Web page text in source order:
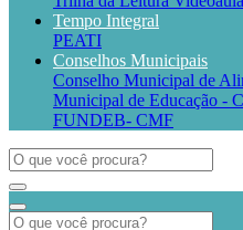
Tempo Integral
PEATI
Conselhos Municipais
Conselho Municipal de
Municipal de Educação -
FUNDEB- CMF